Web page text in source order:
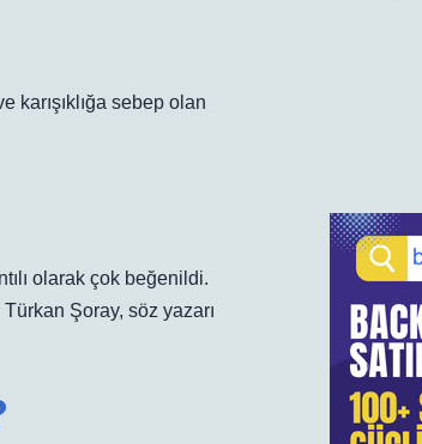
karışıklığa sebep olan
olarak çok beğenildi.
Şoray, söz yazarı